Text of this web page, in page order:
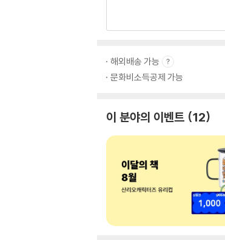
해외배송 가능
문화비소득공제 가능
이 분야의 이벤트 12